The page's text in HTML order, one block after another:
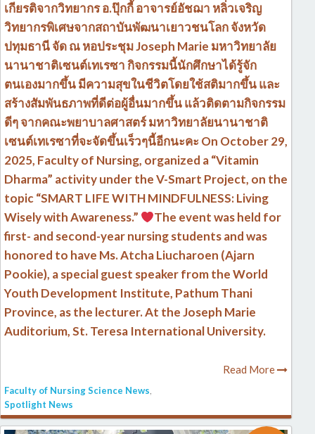
เกียรติจากวิทยากร อ.ปุ๊กกี้ อาจารย์อัชฌา หลิ่วเจริญ
วิทยากรพิเศษจากสถาบันพัฒนาเยาวชนโลก จังหวัด
ปทุมธานี จัด ณ หอประชุม Joseph Marie มหาวิทยาลัย
นานาชาติเซนต์เทเรซา กิจกรรมนี้นักศึกษาได้รู้จัก
ตนเองมากขึ้น มีความสุขในชีวิตโดยใช้สติมากขึ้น และ
สร้างสัมพันธภาพที่ดีต่อผู้อื่นมากขึ้น แล้วติดตามกิจกรรม
ดีๆ จากคณะพยาบาลศาสตร์ มหาวิทยาลัยนานาชาติ
เซนต์เทเรซาที่จะจัดขึ้นเร็วๆนี้อีกนะคะ On October 29,
2025, Faculty of Nursing, organized a “Vitamin
Dharma” activity under the V-Smart Project, on the
topic “SMART LIFE WITH MINDFULNESS: Living
Wisely with Awareness.”
The event was held for
first- and second-year nursing students and was
honored to have Ms. Atcha Liucharoen (Ajarn
Pookie), a special guest speaker from the World
Youth Development Institute, Pathum Thani
Province, as the lecturer. At the Joseph Marie
Auditorium, St. Teresa International University.
Read More
Faculty of Nursing Science News
Spotlight News